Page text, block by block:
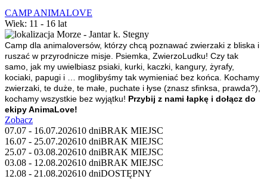
CAMP ANIMALOVE
Wiek: 11 - 16 lat
Morze - Jantar k. Stegny
Camp dla animaloversów, którzy chcą poznawać zwierzaki z bliska i
ruszać w przyrodnicze misje. Psiemka, ZwierzoLudku! Czy tak
samo, jak my uwielbiasz psiaki, kurki, kaczki, kangury, żyrafy,
kociaki, papugi i … moglibyśmy tak wymieniać bez końca. Kochamy
zwierzaki, te duże, te małe, puchate i łyse (znasz sfinksa, prawda?),
kochamy wszystkie bez wyjątku! Przybij z nami łapkę i dołącz do
ekipy AnimaLove!
Zobacz
07.07 - 16.07.202610 dniBRAK MIEJSC
16.07 - 25.07.202610 dniBRAK MIEJSC
25.07 - 03.08.202610 dniBRAK MIEJSC
03.08 - 12.08.202610 dniBRAK MIEJSC
12.08 - 21.08.202610 dniDOSTĘPNY